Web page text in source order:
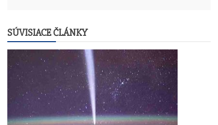
SÚVISIACE ČLÁNKY